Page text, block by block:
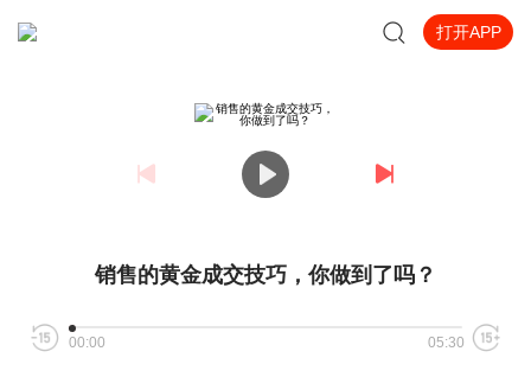
打开APP
销售的黄金成交技巧，你做到了吗？
00:00 05:30